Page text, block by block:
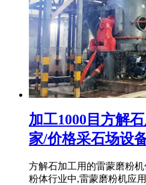
加工1000目方解
家/价格采石场设
方解石加工用的雷蒙磨粉
粉体行业中,雷蒙磨粉机应